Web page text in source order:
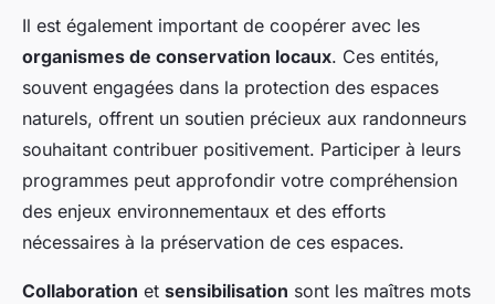
Il est également important de coopérer avec les
organismes de conservation locaux. Ces entités,
souvent engagées dans la protection des espaces
naturels, offrent un soutien précieux aux randonneurs
souhaitant contribuer positivement. Participer à leurs
programmes peut approfondir votre compréhension
des enjeux environnementaux et des efforts
nécessaires à la préservation de ces espaces.
Collaboration et sensibilisation sont les maîtres mots